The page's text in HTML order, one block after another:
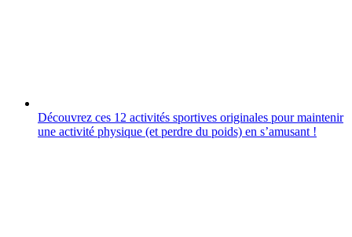
Découvrez ces 12 activités sportives originales pour maintenir
une activité physique (et perdre du poids) en sʼamusant !